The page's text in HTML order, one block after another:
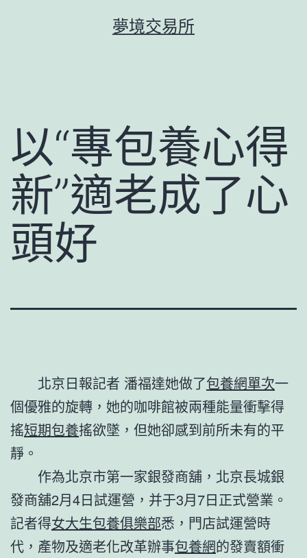
夢境交易所
以“專包養心得
新”適老成了心
頭好
北京日報記者 潘福達她做了包養網單次一
個優雅的旋轉，她的咖啡館被兩種能量衝擊得
搖短期包養搖欲墜，但她卻感到前所未有的平
靜。
作為北京市第一家銀發商舖，北京長城銀
發商舖2月4日試運營，并于3月7日正式營業。
記者得女大生包養俱樂部悉，門店試運營時
代，產物及適老化改革辦事包養網的發賣額衝